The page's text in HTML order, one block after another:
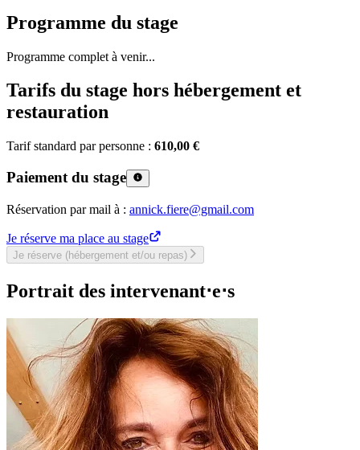
Programme du stage
Programme complet à venir...
Tarifs du stage hors hébergement et
restauration
Tarif standard par personne : 610,00 €
Paiement du stage
Réservation par mail à : annick.fiere@gmail.com
Je réserve ma place au stage
Je réserve (hébergement et/ou repas)
Portrait des intervenant⋅e⋅s